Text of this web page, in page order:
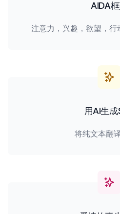
AIDA
注意力，兴趣，欲望，行
用AI生成
将纯文本翻